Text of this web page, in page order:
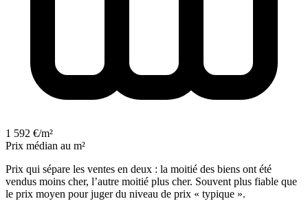
1 592 €/m²
Prix médian au m²
Prix qui sépare les ventes en deux : la moitié des biens ont été
vendus moins cher, l’autre moitié plus cher. Souvent plus fiable que
le prix moyen pour juger du niveau de prix « typique ».